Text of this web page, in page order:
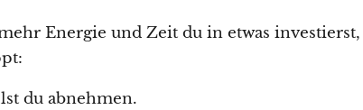
Energie und Zeit du in etwas
du abnehmen.